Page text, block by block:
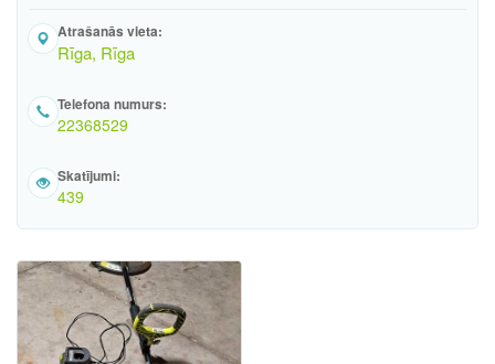
Atrašanās vieta:
Rīga, Rīga
Telefona numurs:
22368529
Skatījumi:
439